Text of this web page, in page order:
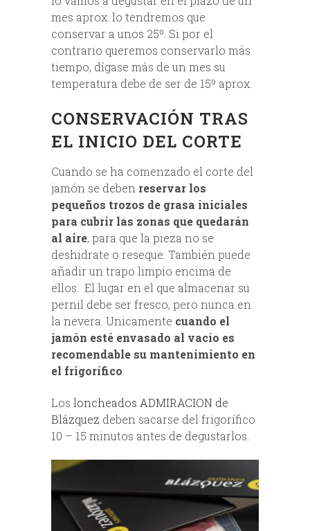
mes aprox. lo tendremos que
conservar a unos 25º. Si por el
contrario queremos conservarlo más
tiempo, dígase más de un mes su
temperatura debe de ser de 15º aprox.
CONSERVACIÓN TRAS
EL INICIO DEL CORTE
Cuando se ha comenzado el corte del
jamón se deben reservar los
pequeños trozos de grasa iniciales
para cubrir las zonas que quedarán
al aire, para que la pieza no se
deshidrate o reseque. También puede
añadir un trapo limpio encima de
ellos. El lugar en el que almacenar su
pernil debe ser fresco, pero nunca en
la nevera. Unicamente cuando el
jamón esté envasado al vacío es
recomendable su mantenimiento en
el frigorífico
Los loncheados ADMIRACION de
Blázquez deben sacarse del frigorífico
10 – 15 minutos antes de degustarlos.